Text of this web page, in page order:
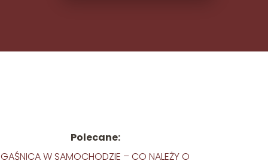
Polecane:
GAŚNICA W SAMOCHODZIE – CO NALEŻY O